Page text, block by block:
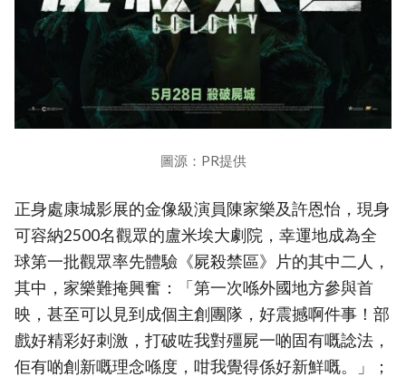
圖源：PR提供
正身處康城影展的金像級演員陳家樂及許恩怡，現身
可容納2500名觀眾的盧米埃大劇院，幸運地成為全
球第一批觀眾率先體驗《屍殺禁區》片的其中二人，
其中，家樂難掩興奮：「第一次喺外國地方參與首
映，甚至可以見到成個主創團隊，好震撼啊件事！部
戲好精彩好刺激，打破咗我對殭屍一啲固有嘅諗法，
佢有啲創新嘅理念喺度，咁我覺得係好新鮮嘅。」；